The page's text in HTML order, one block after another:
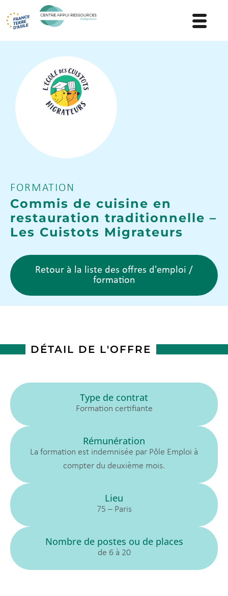
FORMATION
Commis de cuisine en
restauration traditionnelle –
Les Cuistots Migrateurs
Retour à la liste des offres d'emploi /
formation
DÉTAIL DE L'OFFRE
Type de contrat
Formation certifiante
Rémunération
La formation est indemnisée par Pôle Emploi à
compter du deuxième mois.
Lieu
75 – Paris
Nombre de postes ou de places
de 6 à 20